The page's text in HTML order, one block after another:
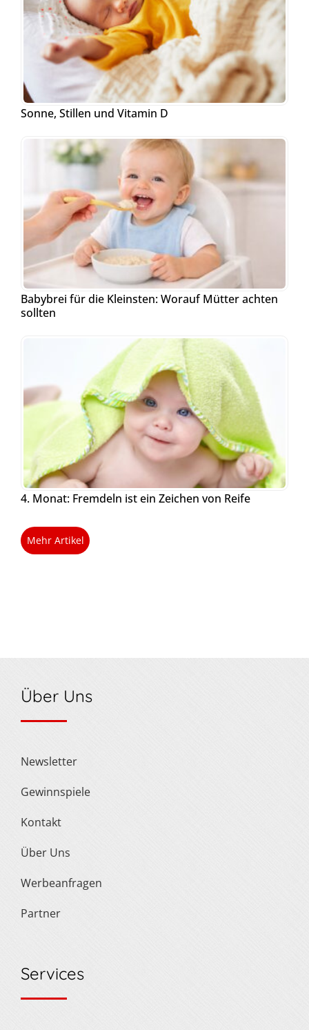
Sonne, Stillen und Vitamin D
Babybrei für die Kleinsten: Worauf Mütter achten
sollten
4. Monat: Fremdeln ist ein Zeichen von Reife
Mehr Artikel
Über Uns
Newsletter
Gewinnspiele
Kontakt
Über Uns
Werbeanfragen
Partner
Services